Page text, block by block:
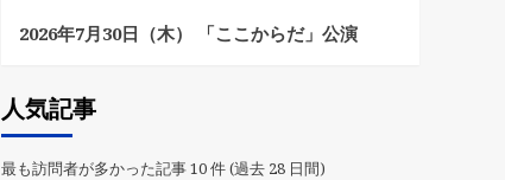
2026年7月30日（木） 「ここからだ」公演
人気記事
最も訪問者が多かった記事 10 件 (過去 28 日間)